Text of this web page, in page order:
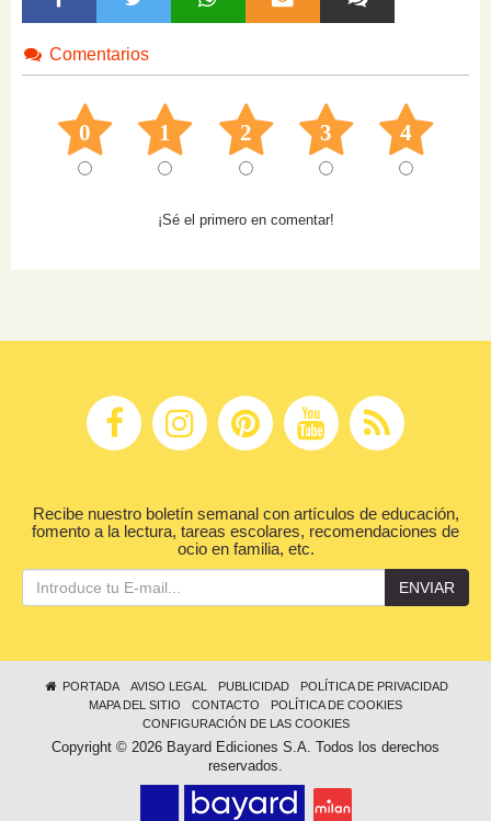
Comentarios
0 1 2 3 4
¡Sé el primero en comentar!
Recibe nuestro boletín semanal con artículos de educación,
fomento a la lectura, tareas escolares, recomendaciones de
ocio en familia, etc.
ENVIAR
PORTADA AVISO LEGAL PUBLICIDAD
POLÍTICA DE PRIVACIDAD
MAPA DEL SITIO
CONTACTO
POLÍTICA DE COOKIES
CONFIGURACIÓN DE LAS COOKIES
Copyright © 2026 Bayard Ediciones S.A. Todos los derechos
reservados.